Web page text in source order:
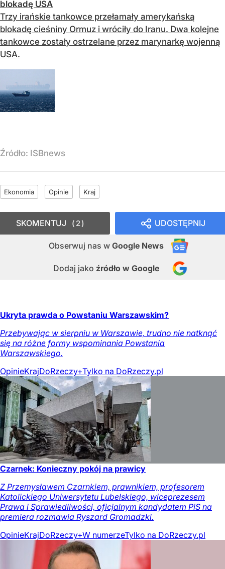
blokadę USA
Trzy irańskie tankowce przełamały amerykańską
blokadę cieśniny Ormuz i wróciły do Iranu. Dwa kolejne
tankowce zostały ostrzelane przez marynarkę wojenną
USA.
Źródło: ISBnews
Ekonomia Opinie Kraj
UDOSTĘPNIJ
Obserwuj nas w Google News
Dodaj jako źródło w Google
SKOMENTUJ 2
Ukryta prawda o Powstaniu Warszawskim?
Przebywając w sierpniu w Warszawie, trudno nie natknąć
się na różne formy wspominania Powstania
Warszawskiego.
OpinieKrajDoRzeczy+Tylko na DoRzeczy.pl
Czarnek: Konieczny pokój na prawicy
Z Przemysławem Czarnkiem, prawnikiem, profesorem
Katolickiego Uniwersytetu Lubelskiego, wiceprezesem
Prawa i Sprawiedliwości, oficjalnym kandydatem PiS na
premiera rozmawia Ryszard Gromadzki.
OpinieKrajDoRzeczy+W numerzeTylko na DoRzeczy.pl